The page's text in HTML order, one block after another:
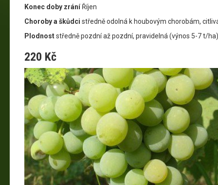
Konec doby zráníŘíjen
Choroby a škůdci středně odolná k houbovým chorobám,
Plodnoststředně pozdní až pozdní, pravidelná (výnos 5-7 t/ha)
220 Kč